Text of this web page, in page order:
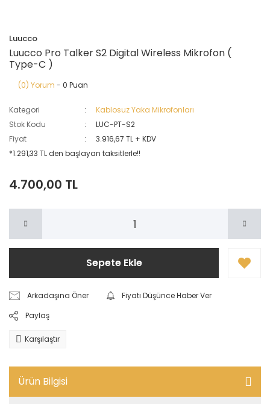
Luucco
Luucco Pro Talker S2 Digital Wireless Mikrofon (
Type-C )
(0) Yorum - 0 Puan
Kategori
Kablosuz Yaka Mikrofonları
Stok Kodu
LUC-PT-S2
Fiyat
3.916,67 TL + KDV
*1.291,33 TL den başlayan taksitlerle!!
4.700,00 TL
Sepete Ekle
Arkadaşına Öner
Fiyatı Düşünce Haber Ver
Paylaş
Karşılaştır
Ürün Bilgisi